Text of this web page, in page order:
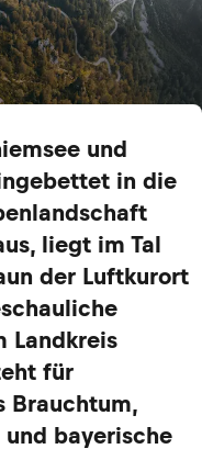
und
in die
liegt im Tal
der Luftkurort
Landkreis
für
Brauchtum,
bayerische